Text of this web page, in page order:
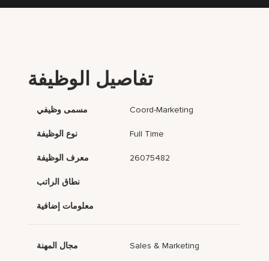
تفاصيل الوظيفة
مسمى وظيفي Coord-Marketing
نوع الوظيفة Full Time
معرف الوظيفة 26075482
نطاق الراتب
معلومات إضافية
مجال المهنة Sales & Marketing